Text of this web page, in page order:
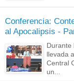
Conferencia:
al Apocalipsis -
Durante
llevada
Central
un...